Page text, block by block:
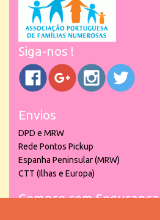
Siga-nos !
Envios
DPD e MRW
Rede Pontos Pickup
Espanha Peninsular (MRW)
CTT (Ilhas e Europa)
Compre com Segurança